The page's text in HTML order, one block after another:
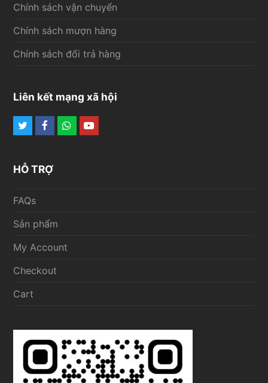
Chính sách vận chuyển
Chính sách mượn hàng
Chính sách đổi trả hàng
Liên kết mạng xã hội
TwitterFacebook
Whatsapp
Youtube
HỖ TRỢ
FAQs
Sản phẩm
My Account
Checkout
Cart